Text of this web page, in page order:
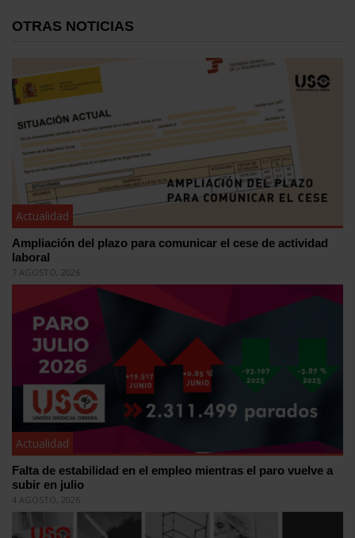
OTRAS NOTICIAS
Actualidad
Ampliación del plazo para comunicar el cese de actividad
laboral
7 AGOSTO, 2026
Actualidad
Falta de estabilidad en el empleo mientras el paro vuelve a
subir en julio
4 AGOSTO, 2026